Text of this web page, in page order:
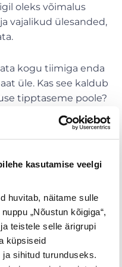
kasutamise veelgi
huvitab, näitame sulle
„Nõustun kõigiga“,
teistele selle ärigrupi
küpsiseid
sihitud turunduseks.
oleks võimalus
vajalikud ülesanded,
kogu tiimiga enda
üle. Kas see kaldub
tipptaseme poole?